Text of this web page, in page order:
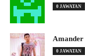
0 JAWATAN
Amander
0 JAWATAN